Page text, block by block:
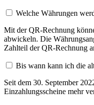
Welche Währungen
Mit der QR-Rechnung
abwickeln. Die
Zahlteil der QR-Rechnung
Bis wann kann ich die
Seit dem 30. September
Einzahlungsscheine mehr